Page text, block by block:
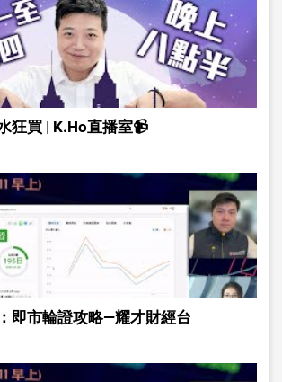
狂買 | K.Ho直播室📹
即市輪證攻略—耀才財經台